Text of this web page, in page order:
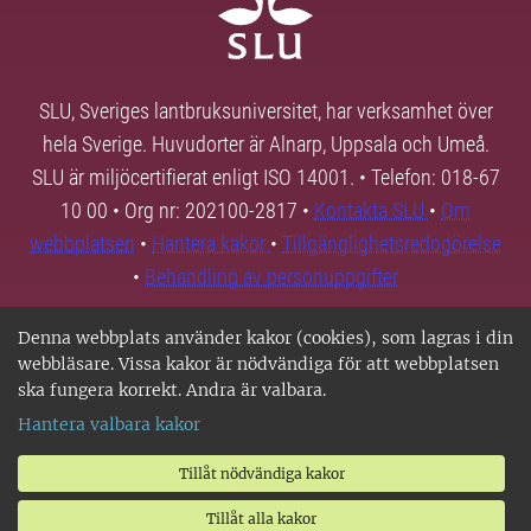
Denna webbplats använder kakor (cookies), som lagras i din
webbläsare. Vissa kakor är nödvändiga för att webbplatsen
ska fungera korrekt. Andra är valbara.
Hantera valbara kakor
Tillåt nödvändiga kakor
Tillåt alla kakor
SLU, Sveriges lantbruksuniversitet, har verksamhet över
hela Sverige. Huvudorter är Alnarp, Uppsala och Umeå.
SLU är miljöcertifierat enligt ISO 14001. • Telefon: 018-67
10 00 • Org nr: 202100-2817 • Kontakta SLU • Om
webbplatsen • Hantera kakor • Tillgänglighetsredogörelse
• Behandling av personuppgifter